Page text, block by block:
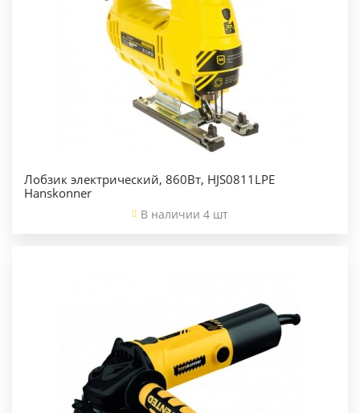
Лобзик электрический, 860Вт, HJS0811LPE
Hanskonner
В наличии 4 шт